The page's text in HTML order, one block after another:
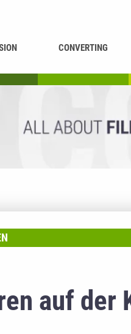
CONVERTING
auf